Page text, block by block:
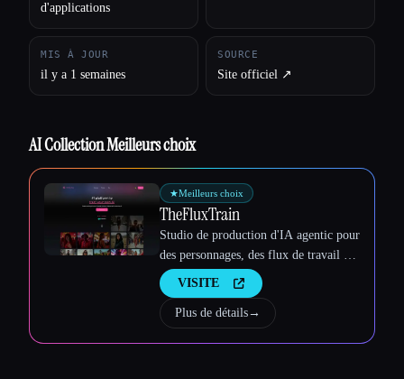
Esc
d'applications
MIS À JOUR
il y a 1 semaines
SOURCE
Site officiel ↗︎
AI Collection Meilleurs choix
★Meilleurs choix
TheFluxTrain
Studio de production d'IA agentic pour
des personnages, des flux de travail et
des vidéos cohérents
VISITE
Plus de détails→